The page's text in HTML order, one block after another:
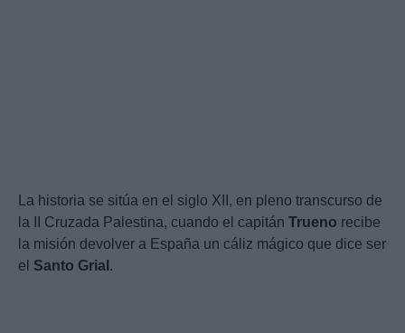
La historia se sitúa en el siglo XII, en pleno transcurso de
la II Cruzada Palestina, cuando el capitán Trueno recibe
la misión devolver a España un cáliz mágico que dice ser
el Santo Grial .